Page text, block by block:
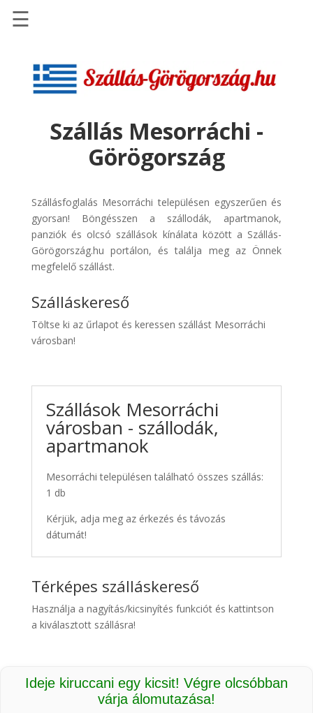
Szállások
Repülőjegy
pénzvisszatérítéssel
Discover
Cars
Transzfer
Kiwi
Taxi
☰
Szállás Mesorráchi -
Görögország
Szállásfoglalás Mesorráchi településen egyszerűen és
gyorsan! Böngésszen a szállodák, apartmanok,
panziók és olcsó szállások kínálata között a Szállás-
Görögország.hu portálon, és találja meg az Önnek
megfelelő szállást.
Szálláskereső
Töltse ki az űrlapot és keressen szállást Mesorráchi
városban!
Szállások Mesorráchi
városban - szállodák,
apartmanok
Mesorráchi településen található összes szállás:
1 db
Kérjük, adja meg az érkezés és távozás
dátumát!
Térképes szálláskereső
Használja a nagyítás/kicsinyítés funkciót és kattintson
a kiválasztott szállásra!
Ideje kiruccani egy kicsit! Végre olcsóbban
várja álomutazása!